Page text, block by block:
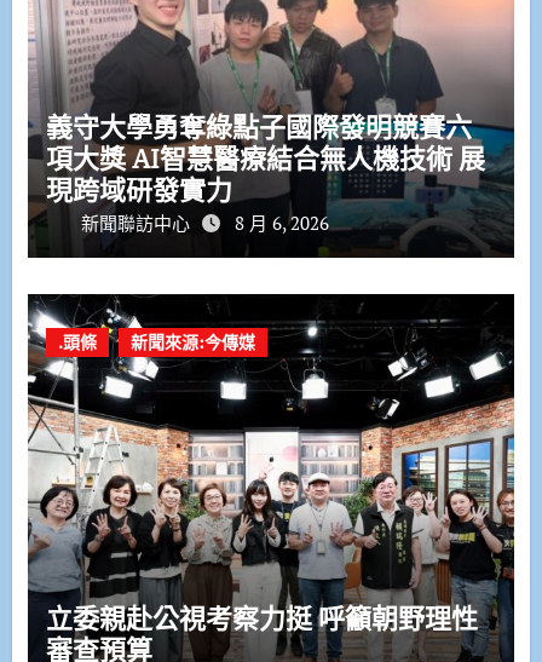
義守大學勇奪綠點子國際發明競賽六
項大獎 AI智慧醫療結合無人機技術 展
現跨域研發實力
新聞聯訪中心 8 月 6, 2026
.頭條 新聞來源:今傳媒
立委親赴公視考察力挺 呼籲朝野理性
審查預算